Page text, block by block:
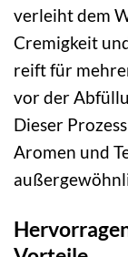
verleiht dem
Cremigkeit
reift für
vor der
Dieser
Aromen und